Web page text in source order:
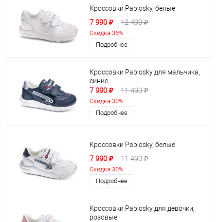
Кроссовки Pablosky, белые
7 990 ₽ 12 490 ₽
Скидка 36%
Подробнее
Кроссовки Pablosky для мальчика,
синие
7 990 ₽ 11 490 ₽
Скидка 30%
Подробнее
Кроссовки Pablosky, белые
7 990 ₽ 11 490 ₽
Скидка 30%
Подробнее
Кроссовки Pablosky для девочки,
розовые